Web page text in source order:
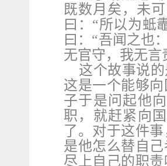
既数月矣，未
曰：“所以为蚳
曰：“吾闻之也
无官守，我无言
这个故事说
这是一个能够
子于是问起他
职，就赶紧向
了。对于这件
是他怎么替自
尽上自己的职